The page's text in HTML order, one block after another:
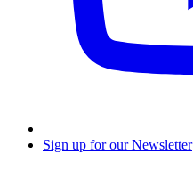
Sign up for our Newsletter